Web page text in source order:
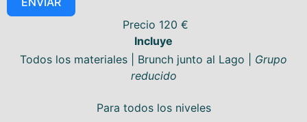
Precio 120 €
Incluye
Todos los materiales | Brunch junto al Lago | Grupo
reducido
Para todos los niveles